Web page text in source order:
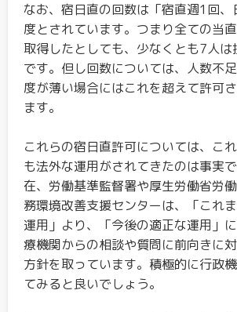
なお、宿日直の回数は「宿直週1回
度とされています。つまり全ての当
取得したとしても、少なくとも7人は
です。但し回数については、人数不
度が薄い場合にはこれを超えて許可
ます。
これらの宿日直許可については、こ
も法外な運用がされてきたのは事実
在、労働基準監督署や厚生労働省労
務環境改善支援センターは、「これ
運用」より、「今後の適正な運用」
療機関からの相談や質問に前向きに
方針を取っています。積極的に行政
てみると良いでしょう。